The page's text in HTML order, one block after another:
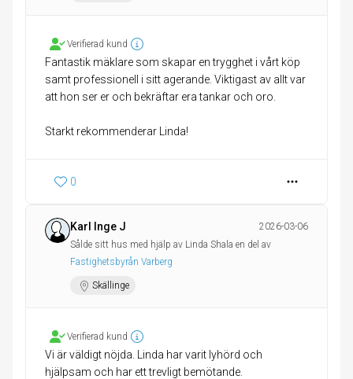
Verifierad kund
Fantastik mäklare som skapar en trygghet i vårt köp
samt professionell i sitt agerande. Viktigast av allt var
att hon ser er och bekräftar era tankar och oro.
Starkt rekommenderar Linda!
0
Karl Inge J
2026-03-06
Sålde sitt hus med hjälp av Linda Shala en del av
Fastighetsbyrån Varberg
Skällinge
Verifierad kund
Vi är väldigt nöjda. Linda har varit lyhörd och
hjälpsam och har ett trevligt bemötande.